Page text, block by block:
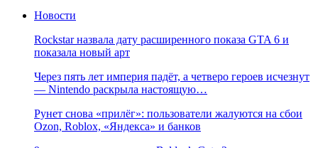
Новости
Rockstar назвала дату расширенного показа GTA 6 и
показала новый арт
Через пять лет империя падёт, а четверо героев исчезнут
— Nintendo раскрыла настоящую…
Рунет снова «прилёг»: пользователи жалуются на сбои
Ozon, Roblox, «Яндекса» и банков